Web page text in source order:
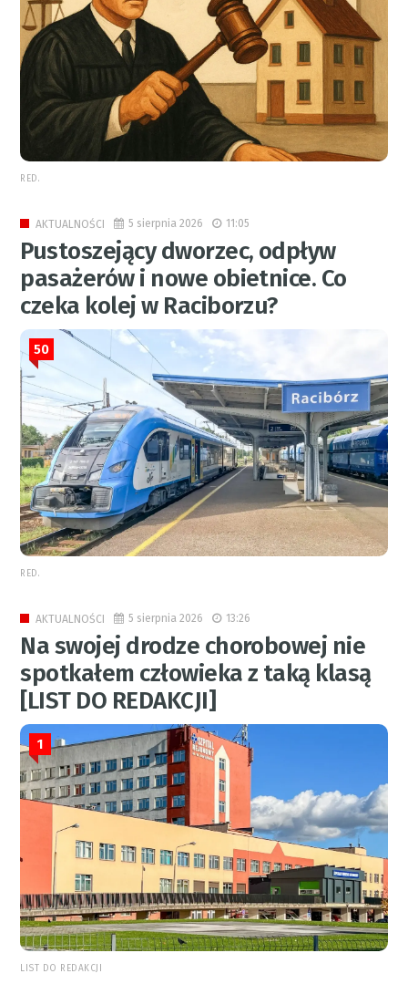
RED.
AKTUALNOŚCI 5 sierpnia 2026 11:05
Pustoszejący dworzec, odpływ
pasażerów i nowe obietnice. Co
czeka kolej w Raciborzu?
50
RED.
AKTUALNOŚCI 5 sierpnia 2026 13:26
Na swojej drodze chorobowej nie
spotkałem człowieka z taką klasą
[LIST DO REDAKCJI]
1
LIST DO REDAKCJI